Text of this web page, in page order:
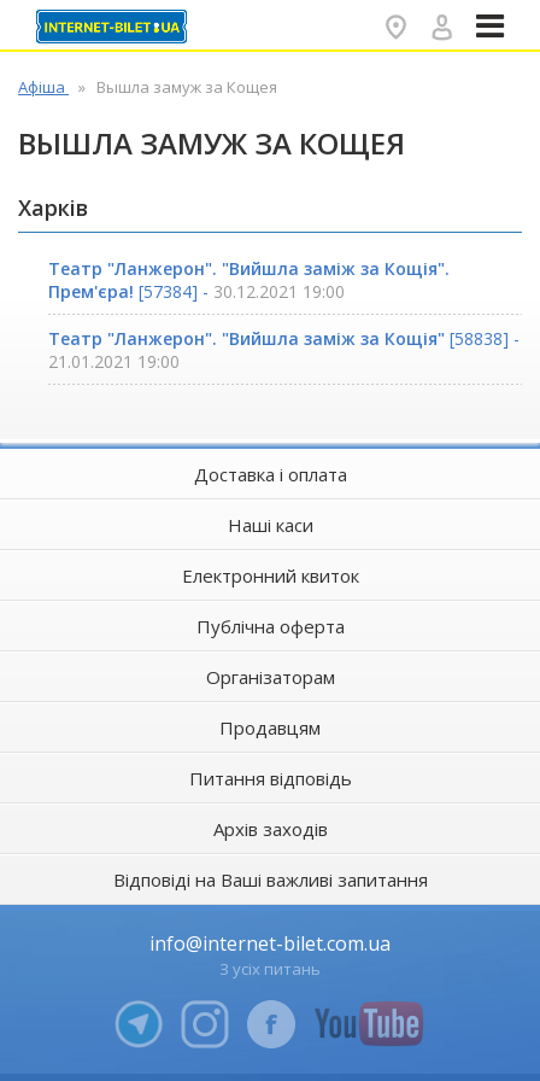
Афіша Вышла замуж за Кощея
ВЫШЛА ЗАМУЖ ЗА КОЩЕЯ
Харків
Театр "Ланжерон". "Вийшла заміж за Кощія".
Прем'єра! [57384] - 30.12.2021 19:00
Театр "Ланжерон". "Вийшла заміж за Кощія" [58838] -
21.01.2021 19:00
Доставка і оплата
Наші каси
Електронний квиток
Публічна оферта
Організаторам
Продавцям
Питання відповідь
Архів заходів
Відповіді на Ваші важливі запитання
info@internet-bilet.com.ua
З усіх питань